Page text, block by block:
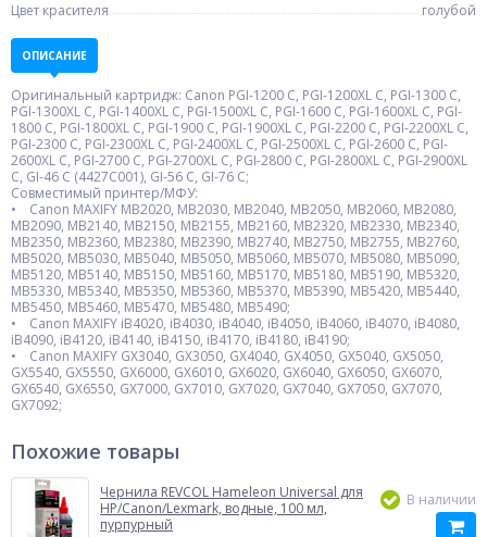
Цвет красителя
голубой
ОПИСАНИЕ
Оригинальный картридж: Canon PGI-1200 C, PGI-1200XL C, PGI-1300 C,
PGI-1300XL C, PGI-1400XL C, PGI-1500XL C, PGI-1600 C, PGI-1600XL C, PGI-
1800 C, PGI-1800XL C, PGI-1900 C, PGI-1900XL C, PGI-2200 C, PGI-2200XL C,
PGI-2300 C, PGI-2300XL C, PGI-2400XL C, PGI-2500XL C, PGI-2600 C, PGI-
2600XL C, PGI-2700 C, PGI-2700XL C, PGI-2800 C, PGI-2800XL C, PGI-2900XL
C, GI-46 C (4427C001), GI-56 C, GI-76 C;
Совместимый принтер/МФУ:
• Canon MAXIFY MB2020, MB2030, MB2040, MB2050, MB2060, MB2080,
MB2090, MB2140, MB2150, MB2155, MB2160, MB2320, MB2330, MB2340,
MB2350, MB2360, MB2380, MB2390, MB2740, MB2750, MB2755, MB2760,
MB5020, MB5030, MB5040, MB5050, MB5060, MB5070, MB5080, MB5090,
MB5120, MB5140, MB5150, MB5160, MB5170, MB5180, MB5190, MB5320,
MB5330, MB5340, MB5350, MB5360, MB5370, MB5390, MB5420, MB5440,
MB5450, MB5460, MB5470, MB5480, MB5490;
• Canon MAXIFY iB4020, iB4030, iB4040, iB4050, iB4060, iB4070, iB4080,
iB4090, iB4120, iB4140, iB4150, iB4170, iB4180, iB4190;
• Canon MAXIFY GX3040, GX3050, GX4040, GX4050, GX5040, GX5050,
GX5540, GX5550, GX6000, GX6010, GX6020, GX6040, GX6050, GX6070,
GX6540, GX6550, GX7000, GX7010, GX7020, GX7040, GX7050, GX7070,
GX7092;
Похожие товары
Чернила REVCOL Hameleon Universal для
HP/Canon/Lexmark, водные, 100 мл,
пурпурный
В наличии